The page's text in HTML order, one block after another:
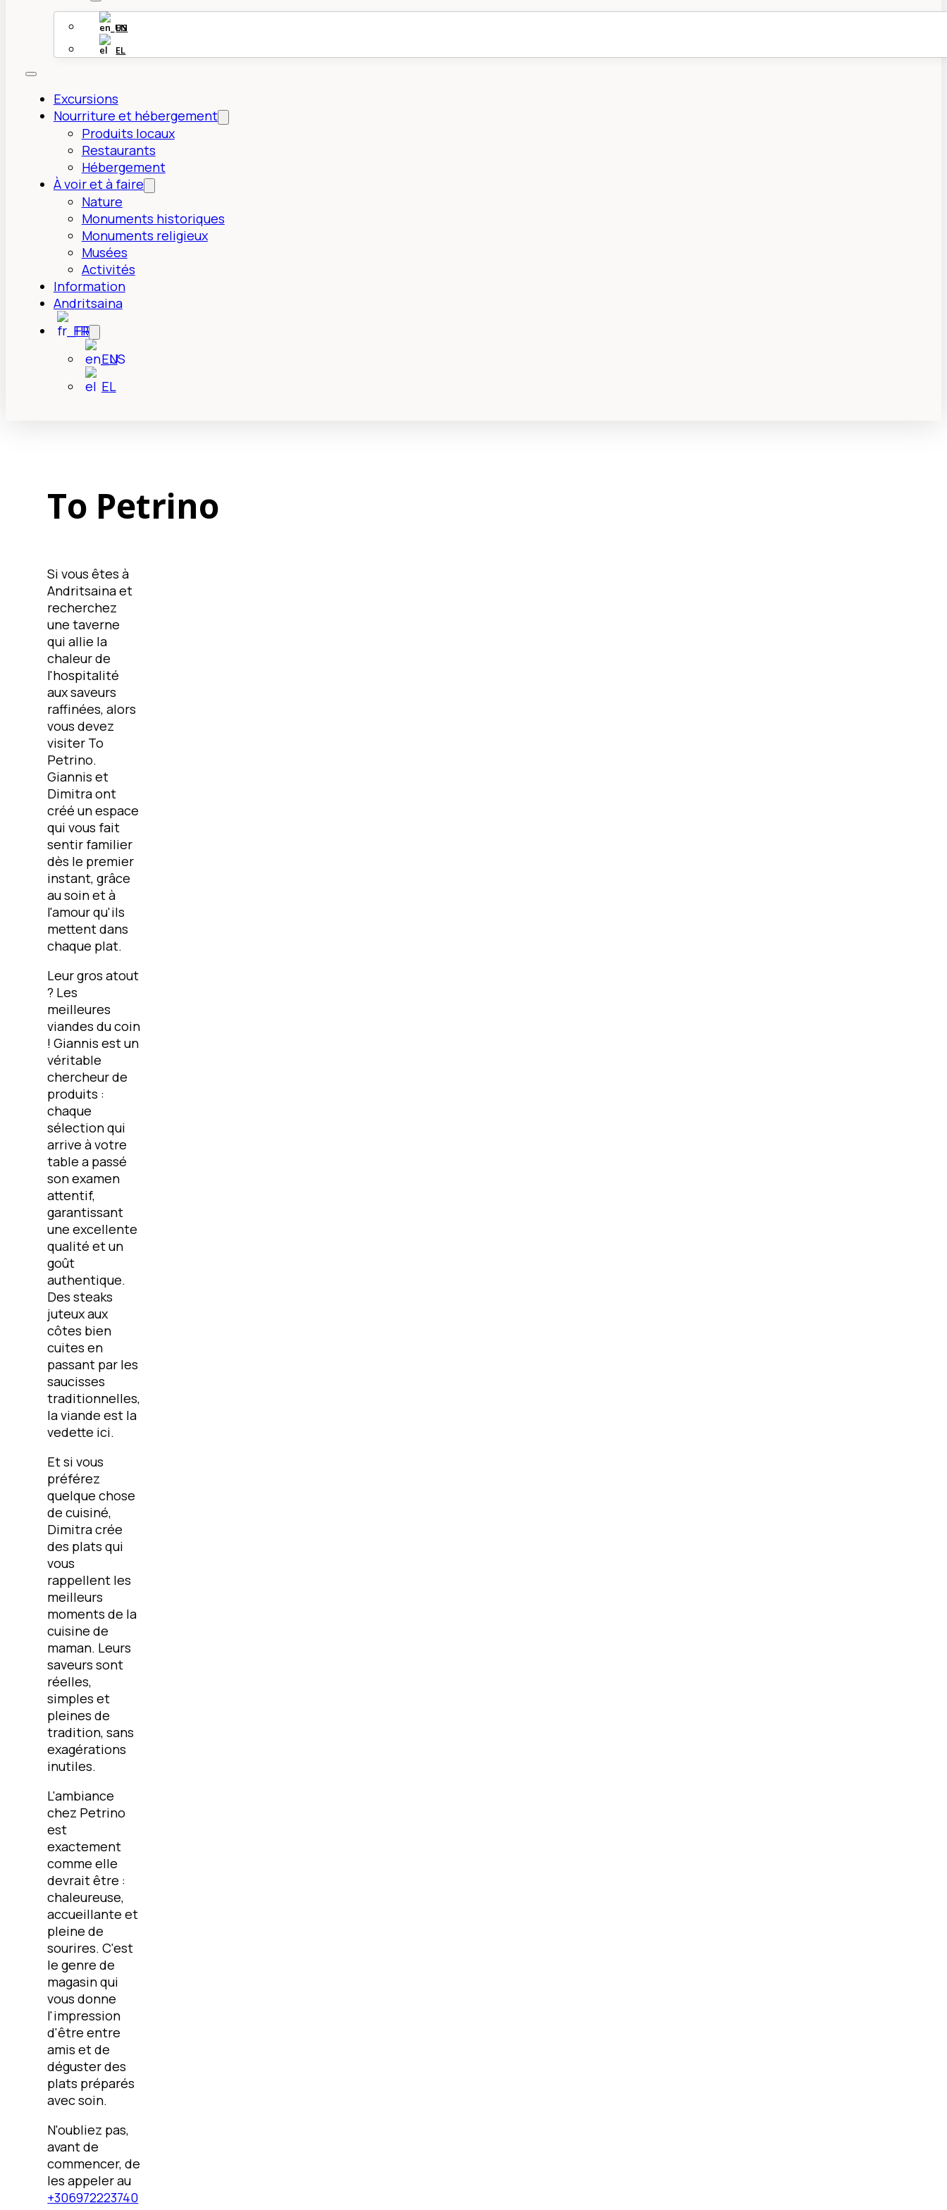
EN
EL
Excursions
Nourriture et hébergement
Produits locaux
Restaurants
Hébergement
À voir et à faire
Nature
Monuments historiques
Monuments religieux
Musées
Activités
Information
Andritsaina
FR
EN
EL
To Petrino
Si vous êtes à
Andritsaina et
recherchez
une taverne
qui allie la
chaleur de
l'hospitalité
aux saveurs
raffinées, alors
vous devez
visiter To
Petrino.
Giannis et
Dimitra ont
créé un espace
qui vous fait
sentir familier
dès le premier
instant, grâce
au soin et à
l'amour qu'ils
mettent dans
chaque plat.
Leur gros atout
? Les
meilleures
viandes du coin
! Giannis est un
véritable
chercheur de
produits :
chaque
sélection qui
arrive à votre
table a passé
son examen
attentif,
garantissant
une excellente
qualité et un
goût
authentique.
Des steaks
juteux aux
côtes bien
cuites en
passant par les
saucisses
traditionnelles,
la viande est la
vedette ici.
Et si vous
préférez
quelque chose
de cuisiné,
Dimitra crée
des plats qui
vous
rappellent les
meilleurs
moments de la
cuisine de
maman. Leurs
saveurs sont
réelles,
simples et
pleines de
tradition, sans
exagérations
inutiles.
L'ambiance
chez Petrino
est
exactement
comme elle
devrait être :
chaleureuse,
accueillante et
pleine de
sourires. C'est
le genre de
magasin qui
vous donne
l'impression
d'être entre
amis et de
déguster des
plats préparés
avec soin.
N'oubliez pas,
avant de
commencer, de
les appeler au
+306972223740